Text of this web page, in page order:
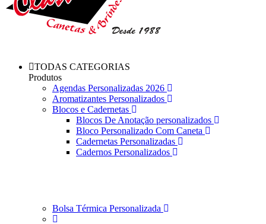
TODAS CATEGORIAS
Produtos
Agendas Personalizadas 2026
Aromatizantes Personalizados
Blocos e Cadernetas
Blocos De Anotação personalizados
Bloco Personalizado Com Caneta
Cadernetas Personalizadas
Cadernos Personalizados
Bolsa Térmica Personalizada